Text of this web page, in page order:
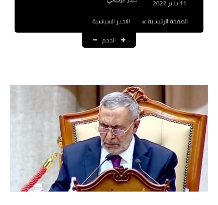
العقود والاجور اليومية
القروض والسلف
المنح المالية
قطع الاراضي
اخبار العراق
الاخبار السياسية
الصفحة الرئيسية
الاخبار السياسية
الحجم